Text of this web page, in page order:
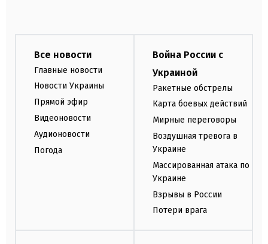
Все новости
Главные новости
Новости Украины
Прямой эфир
Видеоновости
Аудионовости
Погода
Война России с
Украиной
Ракетные обстрелы
Карта боевых действий
Мирные переговоры
Воздушная тревога в
Украине
Массированная атака по
Украине
Взрывы в России
Потери врага